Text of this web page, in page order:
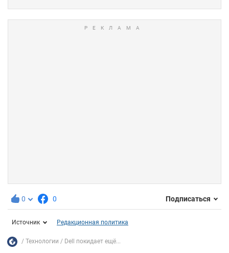
0 0 Подписаться
Источник Редакционная политика
Технологии Dell покидает ещё...